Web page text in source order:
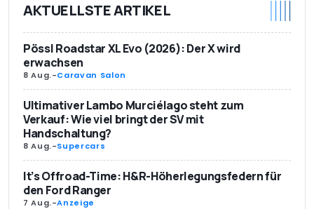
AKTUELLSTE ARTIKEL
Pössl Roadstar XL Evo (2026): Der X wird
erwachsen
8 Aug.-Caravan Salon
Ultimativer Lambo Murciélago steht zum
Verkauf: Wie viel bringt der SV mit
Handschaltung?
8 Aug.-Supercars
It’s Offroad-Time: H&R-Höherlegungsfedern für
den Ford Ranger
7 Aug.-Anzeige